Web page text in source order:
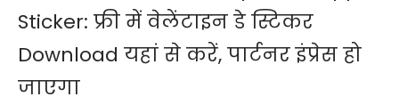
Sticker: फ्री में वेलेंटाइन डे स्टिकर
Download यहां से करें, पार्टनर इंप्रेस हो
जाएगा